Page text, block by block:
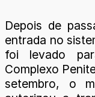
Depois de
entrada no
foi levado
Complexo
setembro, o